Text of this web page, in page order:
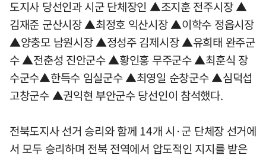
도지사 당선인과 시군 단체장인 ▲조지훈 전주시장 ▲
김재준 군산시장 ▲최정호 익산시장 ▲이학수 정읍시장
▲양충모 남원시장 ▲정성주 김제시장 ▲유희태 완주군
수 ▲전춘성 진안군수 ▲황인홍 무주군수 ▲최훈식 장
수군수▲한득수 임실군수 ▲최영일 순창군수 ▲심덕섭
고창군수 ▲권익현 부안군수 당선인이 참석했다.
전북도지사 선거 승리와 함께 14개 시·군 단체장 선거에
서 모두 승리하며 전북 전역에서 압도적인 지지를 받은